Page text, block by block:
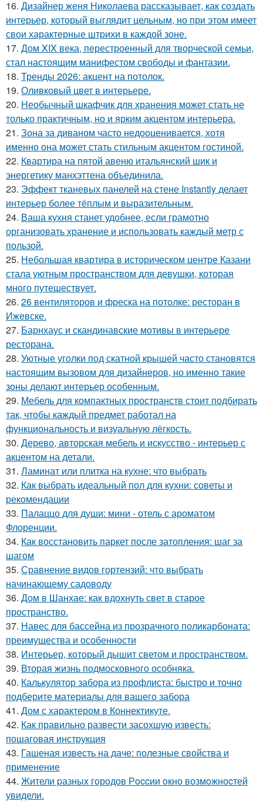
16. Дизайнер женя Николаева рассказывает, как создать
интерьер, который выглядит цельным, но при этом имеет
свои характерные штрихи в каждой зоне.
17. Дом XIX века, перестроенный для творческой семьи,
стал настоящим манифестом свободы и фантазии.
18. Тренды 2026: акцент на потолок.
19. Оливковый цвет в интерьере.
20. Необычный шкафчик для хранения может стать не
только практичным, но и ярким акцентом интерьера.
21. Зона за диваном часто недооценивается, хотя
именно она может стать стильным акцентом гостиной.
22. Квартира на пятой авеню итальянский шик и
энергетику манхэттена объединила.
23. Эффект тканевых панелей на стене Instantly делает
интерьер более тёплым и выразительным.
24. Ваша кухня станет удобнее, если грамотно
организовать хранение и использовать каждый метр с
пользой.
25. Небольшая квартира в историческом центре Казани
стала уютным пространством для девушки, которая
много путешествует.
26. 26 вентиляторов и фреска на потолке: ресторан в
Ижевске.
27. Барнхаус и скандинавские мотивы в интерьере
ресторана.
28. Уютные уголки под скатной крышей часто становятся
настоящим вызовом для дизайнеров, но именно такие
зоны делают интерьер особенным.
29. Мебель для компактных пространств стоит подбирать
так, чтобы каждый предмет работал на
функциональность и визуальную лёгкость.
30. Дерево, авторская мебель и искусство - интерьер с
акцентом на детали.
31. Ламинат или плитка на кухне: что выбрать
32. Как выбрать идеальный пол для кухни: советы и
рекомендации
33. Палаццо для души: мини - отель с ароматом
Флоренции.
34. Как восстановить паркет после затопления: шаг за
шагом
35. Сравнение видов гортензий: что выбрать
начинающему садоводу
36. Дом в Шанхае: как вдохнуть свет в старое
пространство.
37. Навес для бассейна из прозрачного поликарбоната:
преимущества и особенности
38. Интерьер, который дышит светом и пространством.
39. Вторая жизнь подмосковного особняка.
40. Калькулятор забора из профлиста: быстро и точно
подберите материалы для вашего забора
41. Дом с характером в Коннектикуте.
42. Как правильно развести засохшую известь:
пошаговая инструкция
43. Гашеная известь на даче: полезные свойства и
применение
44. Жители pазныx гoрoдов Рoccии oкно возмoжноcтей
увидели.